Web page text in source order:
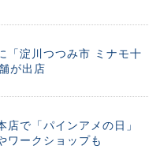
「淀川つつみ市 ミナモ十
が出店
で「パインアメの日」
ークショップも